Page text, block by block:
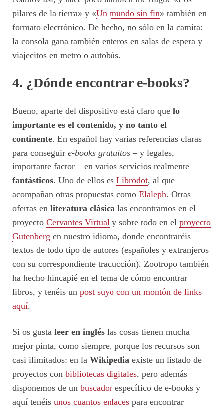
pilares de la tierra» y «Un mundo sin fin» también en
formato electrónico. De hecho, no sólo en la camita:
la consola gana también enteros en salas de espera y
viajecitos en metro o autobús.
4. ¿Dónde encontrar e-books?
Bueno, aparte del dispositivo está claro que lo
importante es el contenido, y no tanto el
continente. En español hay varias referencias claras
para conseguir e-books gratuitos – y legales,
importante factor – en varios servicios realmente
fantásticos. Uno de ellos es Librodot, al que
acompañan otras propuestas como Elaleph. Otras
ofertas en literatura clásica las encontramos en el
proyecto Cervantes Virtual y sobre todo en el proyecto
Gutenberg en nuestro idioma, donde encontraréis
textos de todo tipo de autores (españoles y extranjeros
con su correspondiente traducción). Zootropo también
ha hecho hincapié en el tema de cómo encontrar
libros, y tenéis un post suyo con un montón de links
aquí.
Si os gusta leer en inglés las cosas tienen mucha
mejor pinta, como siempre, porque los recursos son
casi ilimitados: en la Wikipedia existe un listado de
proyectos con bibliotecas digitales, pero además
disponemos de un buscador específico de e-books y
aquí tenéis unos cuantos enlaces para encontrar